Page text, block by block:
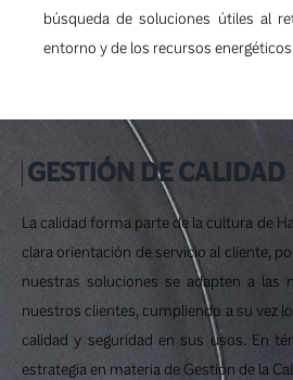
búsqueda de soluciones útiles al
entorno y de los recursos
GESTIÓN DE CALIDAD
La calidad forma parte de la cultura de
clara orientación de servicio al cliente,
nuestras soluciones se adapten a las
nuestros clientes, cumpliendo a su vez
calidad y seguridad en sus usos. En
estrategia en materia de Gestión de la